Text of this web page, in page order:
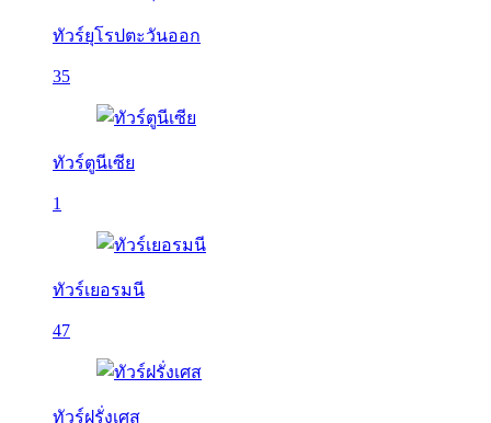
ทัวร์ยุโรปตะวันออก
35
ทัวร์ตูนีเซีย
1
ทัวร์เยอรมนี
47
ทัวร์ฝรั่งเศส